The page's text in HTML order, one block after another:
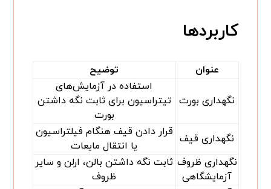
کاربردها
عنوان توضیح
نگهداری بورت
استفاده در آزمایش‌های
تیتراسیون برای ثابت نگه داشتن
بورت
نگهداری قیف
قرار دادن قیف هنگام فیلتراسیون
یا انتقال مایعات
نگهداری ظروف
آزمایشگاهی
ثابت نگه داشتن بالن، ارلن و سایر
ظروف